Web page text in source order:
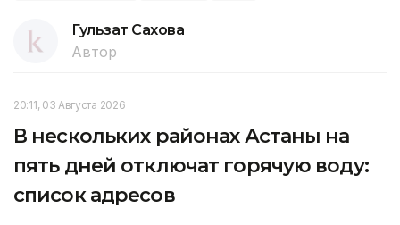
Гульзат Сахова
Автор
20:11, 03 Августа 2026
В нескольких районах Астаны на
пять дней отключат горячую воду:
список адресов